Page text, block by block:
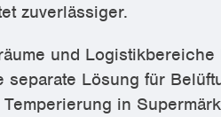
zuverlässiger.
und Logistikbereiche
separate Lösung für
in